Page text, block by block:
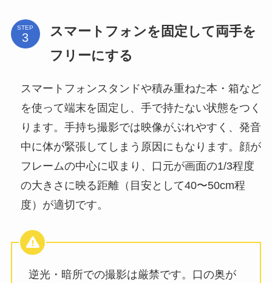
STEP
スマートフォンを固定して両手を
フリーにする
スマートフォンスタンドや積み重ねた本・箱など
を使って端末を固定し、手で持たない状態をつく
ります。手持ち撮影では映像がぶれやすく、発音
中に体が緊張してしまう原因にもなります。顔が
フレームの中心に収まり、口元が画面の1/3程度
の大きさに映る距離（目安として40〜50cm程
度）が適切です。
逆光・暗所での撮影は厳禁です。口の奥が